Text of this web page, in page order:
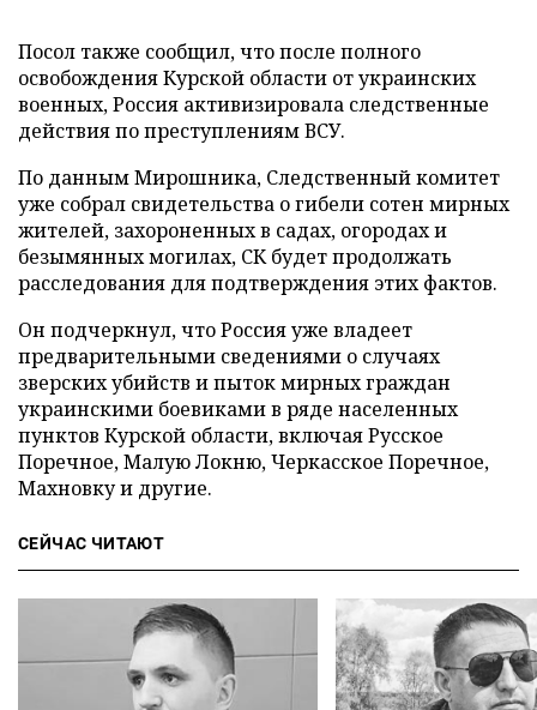
Посол также сообщил, что после полного
освобождения Курской области от украинских
военных, Россия активизировала следственные
действия по преступлениям ВСУ.
По данным Мирошника, Следственный комитет
уже собрал свидетельства о гибели сотен мирных
жителей, захороненных в садах, огородах и
безымянных могилах, СК будет продолжать
расследования для подтверждения этих фактов.
Он подчеркнул, что Россия уже владеет
предварительными сведениями о случаях
зверских убийств и пыток мирных граждан
украинскими боевиками в ряде населенных
пунктов Курской области, включая Русское
Поречное, Малую Локню, Черкасское Поречное,
Махновку и другие.
СЕЙЧАС ЧИТАЮТ